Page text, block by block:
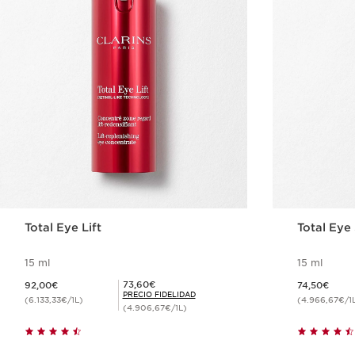
Total Eye Lift
15 ml
92,00€
(6.133,33€/1L)
Precio Fidelidad 73,60€
73,60€
PRECIO FIDELIDAD
(4.906,67€/1L)
Total Eye
15 ml
74,50€
(4.966,67€/